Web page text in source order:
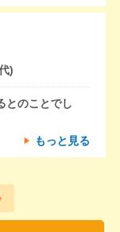
)
とのことでし
もっと見る